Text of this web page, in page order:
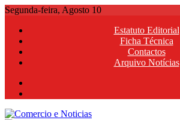
Skip
content
Segunda-feira, Agosto 10
Estatuto Editorial
Ficha Técnica
Contactos
Arquivo Notícias